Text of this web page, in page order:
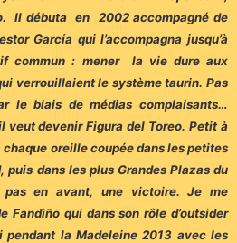
Il débuta en 2002 accompagné de
García qui l’accompagna jusqu’à
commun : mener la vie dure aux
verrouillaient le système taurin. Pas
le biais de médias complaisants…
veut devenir Figura del Toreo. Petit à
oreille coupée dans les petites
puis dans les plus Grandes Plazas du
pas en avant, une victoire. Je me
Fandiño qui dans son rôle d’outsider
la Madeleine 2013 avec les